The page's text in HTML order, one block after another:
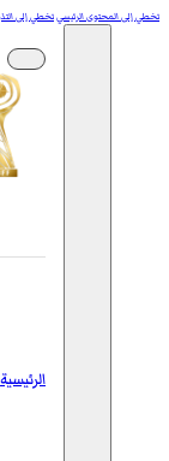
تخطي إلى المحتوى الرئيسيتخطي إلى
الرئيسية